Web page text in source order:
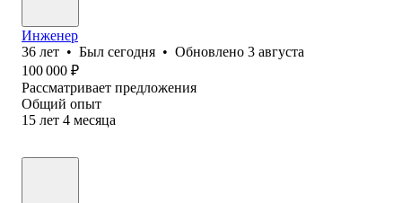
Инженер
36 лет • Был сегодня • Обновлено 3 августа
100 000 ₽
Рассматривает предложения
Общий опыт
15 лет 4 месяца